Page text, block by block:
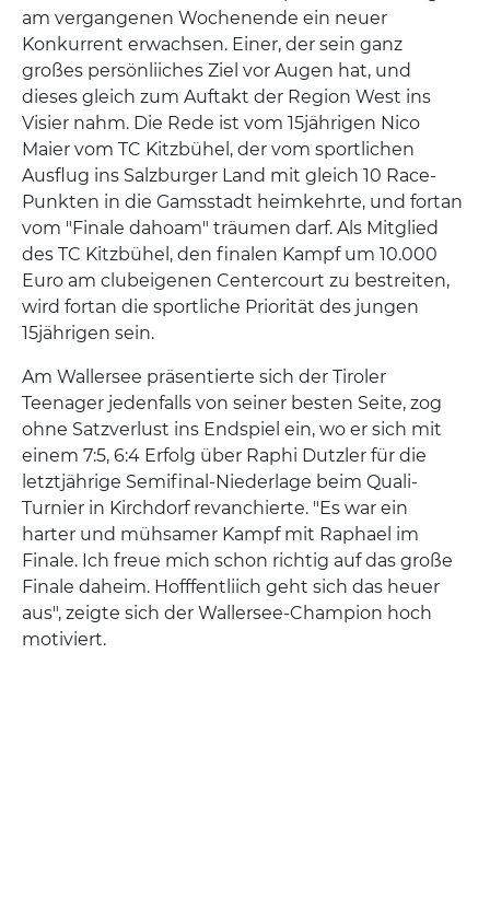
am vergangenen Wochenende ein neuer
Konkurrent erwachsen. Einer, der sein ganz
großes persönliiches Ziel vor Augen hat, und
dieses gleich zum Auftakt der Region West ins
Visier nahm. Die Rede ist vom 15jährigen Nico
Maier vom TC Kitzbühel, der vom sportlichen
Ausflug ins Salzburger Land mit gleich 10 Race-
Punkten in die Gamsstadt heimkehrte, und fortan
vom "Finale dahoam" träumen darf. Als Mitglied
des TC Kitzbühel, den finalen Kampf um 10.000
Euro am clubeigenen Centercourt zu bestreiten,
wird fortan die sportliche Priorität des jungen
15jährigen sein.
Am Wallersee präsentierte sich der Tiroler
Teenager jedenfalls von seiner besten Seite, zog
ohne Satzverlust ins Endspiel ein, wo er sich mit
einem 7:5, 6:4 Erfolg über Raphi Dutzler für die
letztjährige Semifinal-Niederlage beim Quali-
Turnier in Kirchdorf revanchierte. "Es war ein
harter und mühsamer Kampf mit Raphael im
Finale. Ich freue mich schon richtig auf das große
Finale daheim. Hofffentliich geht sich das heuer
aus", zeigte sich der Wallersee-Champion hoch
motiviert.